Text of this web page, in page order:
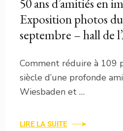
50 ans d’amitiés en
Exposition photos
septembre – hall de
Comment réduire à 109
siècle d’une profonde
Wiesbaden et …
LIRE LA SUITE